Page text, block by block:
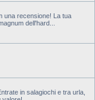
una recensione! La tua
dell'hard...
in salagiochi e tra urla,